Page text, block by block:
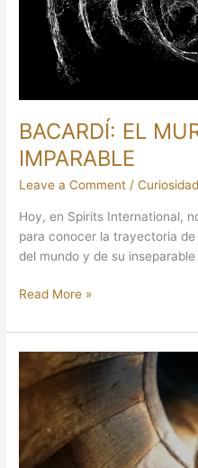
BACARDÍ: EL
IMPARABLE
Leave a Comment /
Hoy, en Spirits International,
para conocer la trayectoria
del mundo y de su
Read More »
POSIBLE
CLASIFICAR
RON?